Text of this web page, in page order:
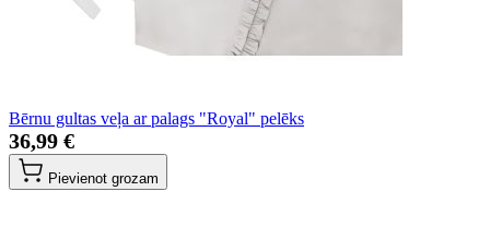
Bērnu gultas veļa ar palags "Royal" pelēks
36,99 €
Pievienot grozam